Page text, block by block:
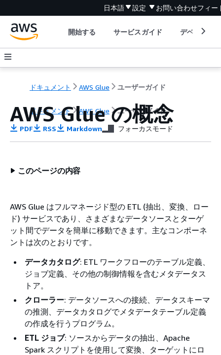
日本語 設定 お問い合わせフィー
開始する サービスガイド デベロッパ
ドキュメント AWS Glue ユーザーガイド
ドキュメント AWS Glue ユーザーガイド
AWS Glue の概念
PDF RSS Markdown フォーカスモード
このページの内容
AWS Glue はフルマネージド型の ETL (抽出、変換、ロー
ド) サービスであり、さまざまなデータソースとターゲ
ット間でデータを簡単に移動できます。主なコンポーネ
ントは次のとおりです。
データカタログ: ETL ワークフローのテーブル定義、
ジョブ定義、その他の制御情報を含むメタデータス
トア。
クローラー: データソースへの接続、データスキーマ
の推測、データカタログでメタデータテーブル定義
の作成を行うプログラム。
ETL ジョブ: ソースからデータの抽出、Apache
Spark スクリプトを使用して変換、ターゲットにロ